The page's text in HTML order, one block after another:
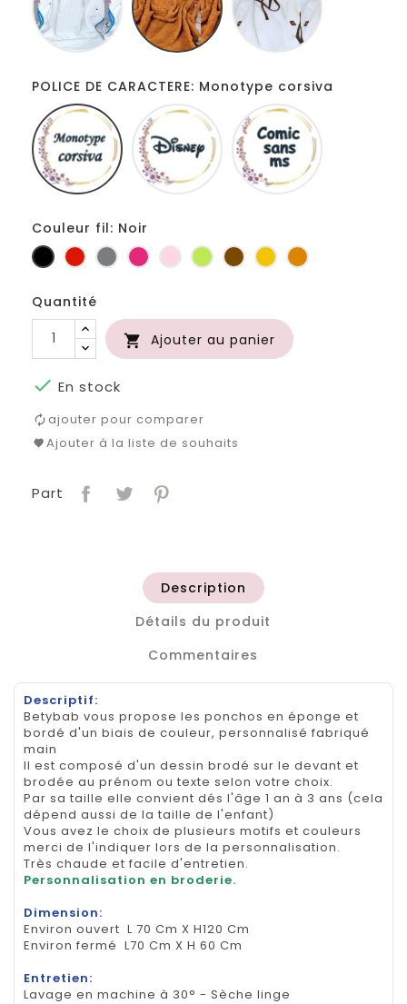
POLICE DE CARACTERE: Monotype corsiva
Monotype
corsiva
Disney
Couleur fil: Noir
Noir RougeGris
foncé
Fuchsia
RoseAnis MarronJaune
d'or
Orange
Quantité
 Ajouter au panier
 En stock
ajouter pour comparer
Ajouter à la liste de souhaits
Part
Description
Détails du produit
Commentaires
Descriptif:
Betybab vous propose les ponchos en éponge et
bordé d'un biais de couleur, personnalisé fabriqué
main
Il est composé d'un dessin brodé sur le devant et
brodée au prénom ou texte selon votre choix.
Par sa taille elle convient dés l'âge 1 an à 3 ans (cela
dépend aussi de la taille de l'enfant)
Vous avez le choix de plusieurs motifs et couleurs
merci de l'indiquer lors de la personnalisation.
Très chaude et facile d'entretien.
Personnalisation en broderie.
Dimension:
Environ ouvert L 70 Cm X H120 Cm
Environ fermé L70 Cm X H 60 Cm
Entretien:
Lavage en machine à 30° - Sèche linge